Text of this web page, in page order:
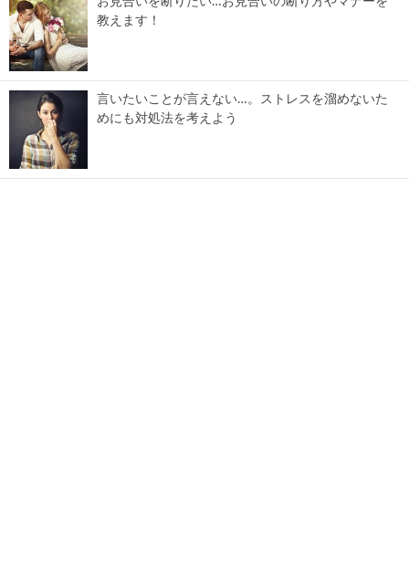
教えます！
言いたいことが言えない…。ストレスを溜めないた
めにも対処法を考えよう